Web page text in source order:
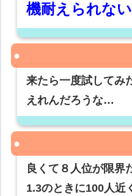
機耐えられな
来たら一度試してみ
えれんだろうな…
良くて８人位が限界
1.3のときに100人近